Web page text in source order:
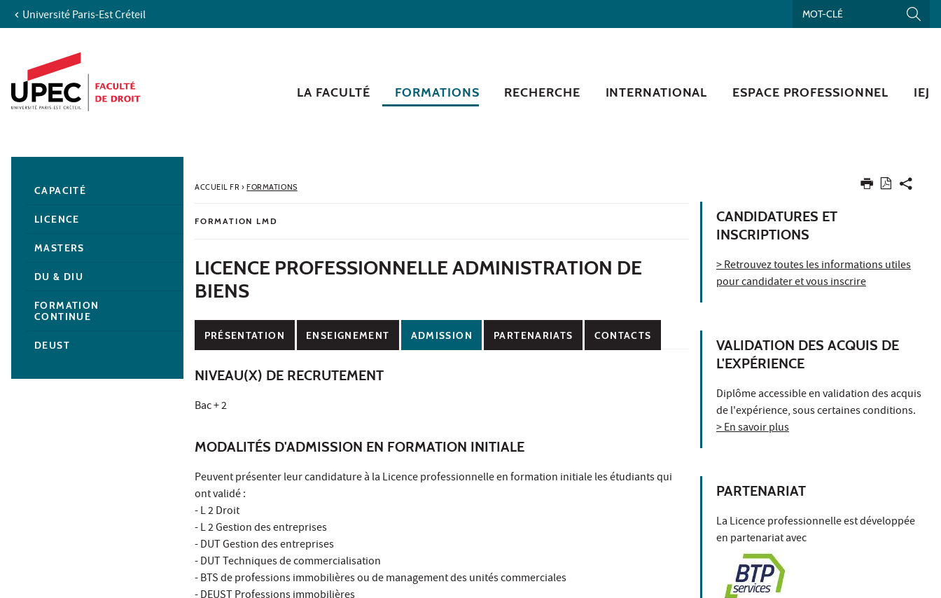
Aller au contenu
Accès directs
Recherche
Navigation secondaire
Université Paris-Est Créteil
LA FACULTÉ FORMATIONS RECHERCHE INTERNATIONAL ESPACE PROFESSIONNEL IEJ
ACCUEIL FR› FORMATIONS
FORMATION LMD
LICENCE PROFESSIONNELLE ADMINISTRATION DE
BIENS
PRÉSENTATION ENSEIGNEMENT ADMISSION PARTENARIATS CONTACTS
NIVEAU(X) DE RECRUTEMENT
Bac + 2
MODALITÉS D'ADMISSION EN FORMATION INITIALE
Peuvent présenter leur candidature à la Licence professionnelle en formation initiale les étudiants qui
ont validé :
- L 2 Droit
- L 2 Gestion des entreprises
- DUT Gestion des entreprises
- DUT Techniques de commercialisation
- BTS de professions immobilières ou de management des unités commerciales
CANDIDATURES ET
INSCRIPTIONS
> Retrouvez toutes les informations utiles
pour candidater et vous inscrire
VALIDATION DES ACQUIS DE
L'EXPÉRIENCE
Diplôme accessible en validation des acquis
de l'expérience, sous certaines conditions.
> En savoir plus
PARTENARIAT
La Licence professionnelle est développée
en partenariat avec
CAPACITÉ
LICENCE
MASTERS
DU & DIU
FORMATION
CONTINUE
DEUST